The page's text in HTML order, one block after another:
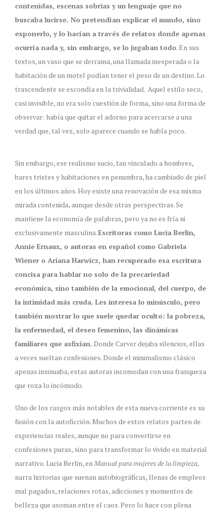
contenidas, escenas sobrias y un lenguaje que no
buscaba lucirse. No pretendían explicar el mundo, sino
exponerlo, y lo hacían a través de relatos donde apenas
ocurría nada y, sin embargo, se lo jugaban todo. En sus
textos, un vaso que se derrama, una llamada inesperada o la
habitación de un motel podían tener el peso de un destino. Lo
trascendente se escondía en la trivialidad. Aquel estilo seco,
casi invisible, no era solo cuestión de forma, sino una forma de
observar: había que quitar el adorno para acercarse a una
verdad que, tal vez, solo aparece cuando se habla poco.
Sin embargo, ese realismo sucio, tan vinculado a hombres,
bares tristes y habitaciones en penumbra, ha cambiado de piel
en los últimos años. Hoy existe una renovación de esa misma
mirada contenida, aunque desde otras perspectivas. Se
mantiene la economía de palabras, pero ya no es fría ni
exclusivamente masculina.Escritoras como Lucia Berlin,
Annie Ernaux, o autoras en español como Gabriela
Wiener o Ariana Harwicz, han recuperado esa escritura
concisa para hablar no solo de la precariedad
económica, sino también de la emocional, del cuerpo, de
la intimidad más cruda. Les interesa lo minúsculo, pero
también mostrar lo que suele quedar oculto: la pobreza,
la enfermedad, el deseo femenino, las dinámicas
familiares que asfixian. Donde Carver dejaba silencios, ellas
a veces sueltan confesiones. Donde el minimalismo clásico
apenas insinuaba, estas autoras incomodan con una franqueza
que roza lo incómodo.
Uno de los rasgos más notables de esta nueva corriente es su
fusión con la autoficción. Muchos de estos relatos parten de
experiencias reales, aunque no para convertirse en
confesiones puras, sino para transformar lo vivido en material
narrativo. Lucia Berlin, enManual para mujeres de la limpieza,
narra historias que suenan autobiográficas, llenas de empleos
mal pagados, relaciones rotas, adicciones y momentos de
belleza que asoman entre el caos. Pero lo hace con plena